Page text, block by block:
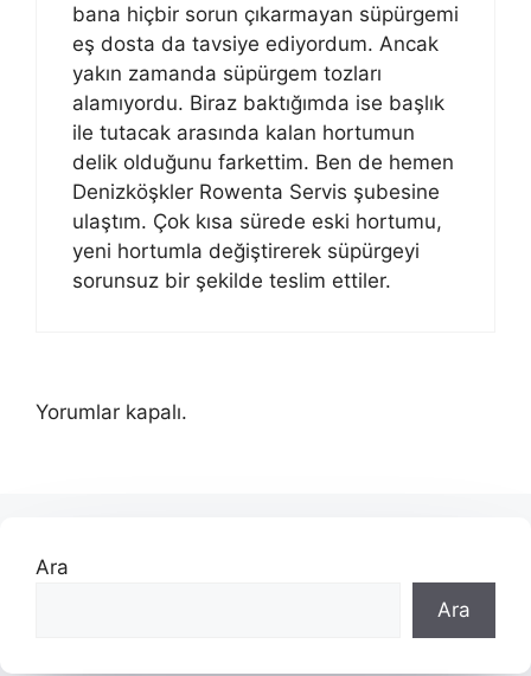
bana hiçbir sorun çıkarmayan süpürgemi
eş dosta da tavsiye ediyordum. Ancak
yakın zamanda süpürgem tozları
alamıyordu. Biraz baktığımda ise başlık
ile tutacak arasında kalan hortumun
delik olduğunu farkettim. Ben de hemen
Denizköşkler Rowenta Servis şubesine
ulaştım. Çok kısa sürede eski hortumu,
yeni hortumla değiştirerek süpürgeyi
sorunsuz bir şekilde teslim ettiler.
Yorumlar kapalı.
Ara
Ara